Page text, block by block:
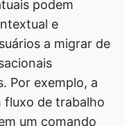
podem
e
a migrar de
Por exemplo, a
fluxo de trabalho
um comando